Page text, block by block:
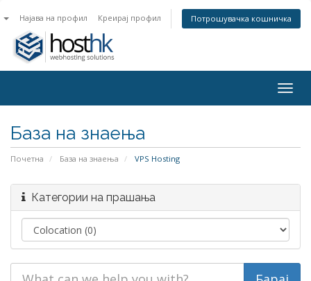
Најава на профил Креирај профил Потрошувачка кошничка
База на знаења
Почетна База на знаења VPS Hosting
Категории на прашања